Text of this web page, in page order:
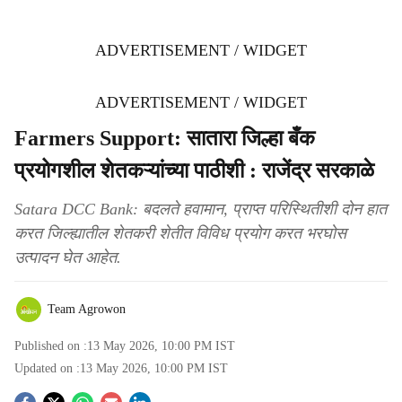
ADVERTISEMENT / WIDGET
ADVERTISEMENT / WIDGET
Farmers Support: सातारा जिल्हा बँक
प्रयोगशील शेतकऱ्यांच्या पाठीशी : राजेंद्र सरकाळे
Satara DCC Bank: बदलते हवामान, प्राप्त परिस्थितीशी दोन हात
करत जिल्ह्यातील शेतकरी शेतीत विविध प्रयोग करत भरघोस
उत्पादन घेत आहेत.
Team Agrowon
Published on :13 May 2026, 10:00 PM IST
Updated on :13 May 2026, 10:00 PM IST